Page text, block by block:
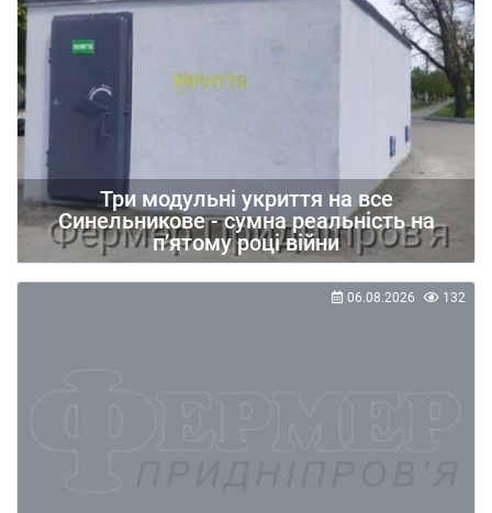
Три модульні укриття на все
Синельникове - сумна реальність на
п’ятому році війни
06.08.2026 132